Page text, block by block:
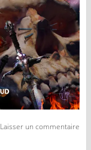
Laisser un commentaire